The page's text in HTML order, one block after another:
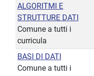
ALGORITMI E
STRUTTURE DATI
Comune a tutti i
curricula
BASI DI DATI
Comune a tutti i